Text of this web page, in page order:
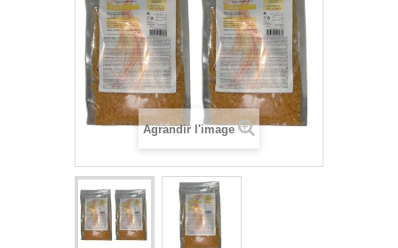
Agrandir l'image